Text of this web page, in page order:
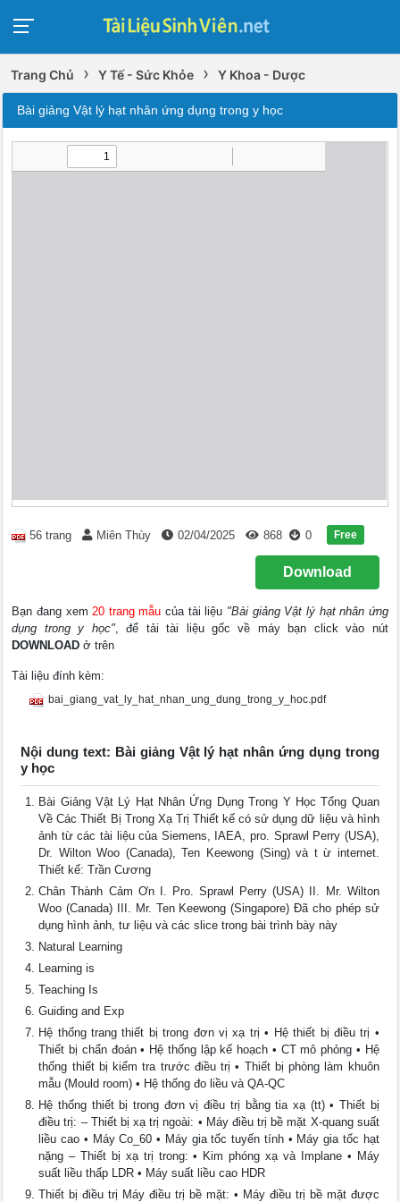
Trang Chủ › Y Tế - Sức Khỏe › Y Khoa - Dược
Bài giảng Vật lý hạt nhân ứng dụng trong y học
56 trang Miên Thùy 02/04/2025 868 0 Free
Download
Bạn đang xem20 trang mẫu của tài liệu "Bài giảng Vật lý hạt nhân ứng
dụng trong y học", để tải tài liệu gốc về máy bạn click vào nút
DOWNLOAD ở trên
Tài liệu đính kèm:
bai_giang_vat_ly_hat_nhan_ung_dung_trong_y_hoc.pdf
Nội dung text: Bài giảng Vật lý hạt nhân ứng dụng trong
y học
Bài Giảng Vật Lý Hạt Nhân Ứng Dụng Trong Y Học Tổng Quan
Về Các Thiết Bị Trong Xạ Trị Thiết kế có sử dụng dữ liệu và hình
ảnh từ các tài liệu của Siemens, IAEA, pro. Sprawl Perry (USA),
Dr. Wilton Woo (Canada), Ten Keewong (Sing) và t ừ internet.
Thiết kế: Trần Cương
Chân Thành Cảm Ơn I. Pro. Sprawl Perry (USA) II. Mr. Wilton
Woo (Canada) III. Mr. Ten Keewong (Singapore) Đã cho phép sử
dụng hình ảnh, tư liệu và các slice trong bài trình bày này
Natural Learning
Learning is
Teaching Is
Guiding and Exp
Hệ thống trang thiết bị trong đơn vị xạ trị • Hệ thiết bị điều trị •
Thiết bị chẩn đoán • Hệ thống lập kế hoạch • CT mô phỏng • Hệ
thống thiết bị kiểm tra trước điều trị • Thiết bị phòng làm khuôn
mẫu (Mould room) • Hệ thống đo liều và QA-QC
Hệ thống thiết bị trong đơn vị điều trị bằng tia xạ (tt) • Thiết bị
điều trị: – Thiết bị xạ trị ngoài: • Máy điều trị bề mặt X-quang suất
liều cao • Máy Co_60 • Máy gia tốc tuyến tính • Máy gia tốc hạt
nặng – Thiết bị xạ trị trong: • Kim phóng xạ và Implane • Máy
suất liều thấp LDR • Máy suất liều cao HDR
Thiết bị điều trị Máy điều trị bề mặt: • Máy điều trị bề mặt được